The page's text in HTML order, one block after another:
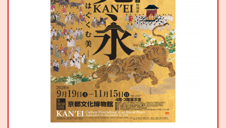
私と店のはなし
今月の京みやげ
京都の書店